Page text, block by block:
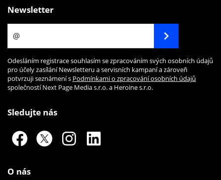
Newsletter
Odesláním registrace souhlasím se zpracováním svých osobních údajů
pro účely zasílání Newsletteru a servisních kampaní a zároveň
potvrzuji seznámení s Podmínkami o zpracování osobních údajů
společností Next Page Media s.r.o. a Heroine s.r.o.
Sledujte nás
O nás